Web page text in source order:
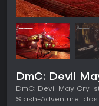
DmC: Devil
DmC: Devil May Cry
Slash-Adventure,